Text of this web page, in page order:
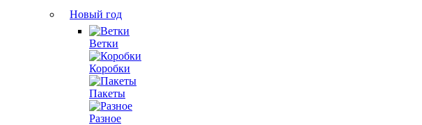
Новый год
Ветки
Коробки
Пакеты
Разное